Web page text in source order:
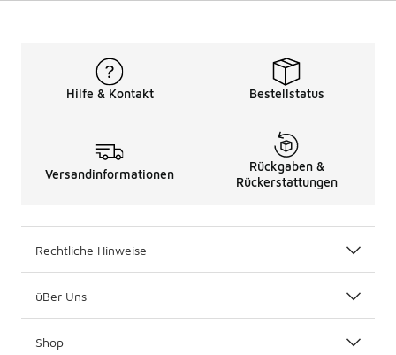
Hilfe & Kontakt Bestellstatus
Versandinformationen
Rückgaben &
Rückerstattungen
Rechtliche Hinweise
üBer Uns
Shop